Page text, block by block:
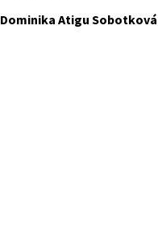
Dominika Atigu Sobotková